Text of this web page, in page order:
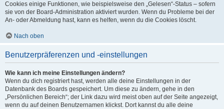
Cookies einige Funktionen, wie beispielsweise den „Gelesen“-Status – sofern
sie von der Board-Administration aktiviert wurden. Wenn du Probleme bei der
An- oder Abmeldung hast, kann es helfen, wenn du die Cookies löscht.
Nach oben
Benutzerpräferenzen und -einstellungen
Wie kann ich meine Einstellungen ändern?
Wenn du dich registriert hast, werden alle deine Einstellungen in der
Datenbank des Boards gespeichert. Um diese zu ändern, gehe in den
„Persönlichen Bereich“; der Link dazu wird meist oben auf der Seite angezeigt,
wenn du auf deinen Benutzernamen klickst. Dort kannst du alle deine